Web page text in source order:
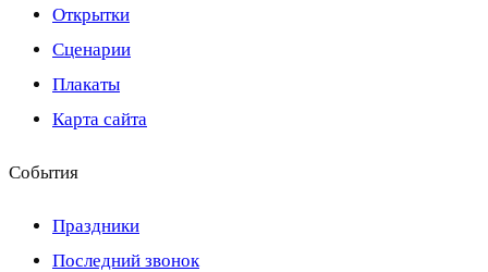
Открытки
Сценарии
Плакаты
Карта сайта
События
Праздники
Последний звонок